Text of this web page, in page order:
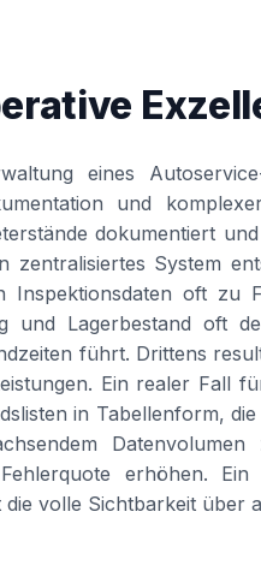
eines
und
dokumentiert
zentralisiertes System
Inspektionsdaten oft zu
und Lagerbestand oft
führt. Drittens
Ein realer Fall
in Tabellenform,
erhöhen.
die volle Sichtbarkeit über